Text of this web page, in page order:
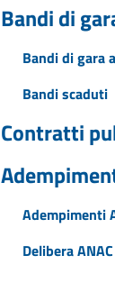
Bandi di
Bandi di gara
Bandi scaduti
Contratti
Adempimenti
Delibera